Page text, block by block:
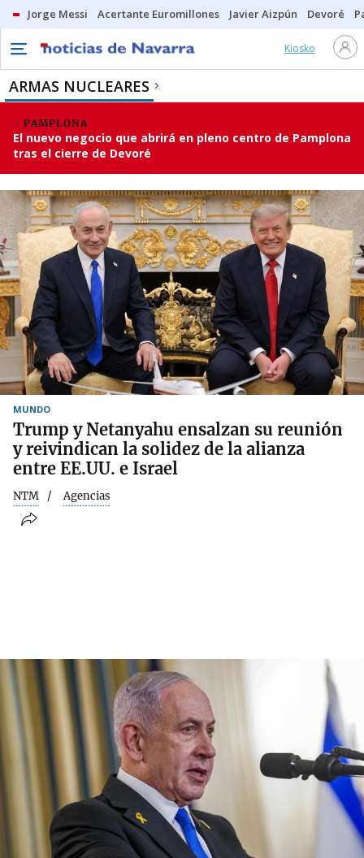
Jorge Messi Acertante Euromillones Javier Aizpún Devoré
Kiosko
ARMAS NUCLEARES
PAMPLONA
El nuevo negocio que abrirá en pleno centro de Pamplona
tras el cierre de Devoré
MUNDO
Trump y Netanyahu ensalzan su reunión
y reivindican la solidez de la alianza
entre EE.UU. e Israel
NTM Agencias